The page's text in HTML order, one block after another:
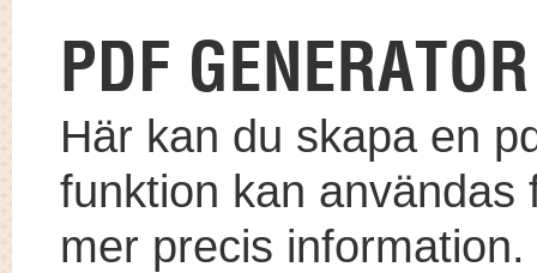
PDF GENERATOR
Här kan du skapa en
funktion kan
mer precis